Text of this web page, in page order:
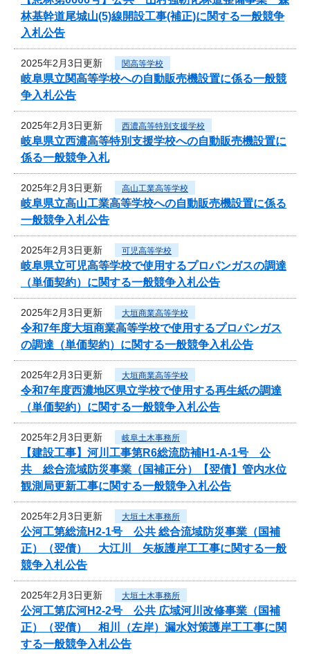
林基幹道尾城山(5)線開設工事(補正)に関する一般競争
入札公告
2025年2月3日更新 関高等学校
岐阜県立関高等学校への自動販売機設置に係る一般競
争入札公告
2025年2月3日更新 西濃高等特別支援学校
岐阜県立西濃高等特別支援学校への自動販売機設置に
係る一般競争入札
2025年2月3日更新 高山工業高等学校
岐阜県立高山工業高等学校への自動販売機設置に係る
一般競争入札公告
2025年2月3日更新 可児高等学校
岐阜県立可児高等学校で使用するプロパンガスの調達
（単価契約）に関する一般競争入札公告
2025年2月3日更新 大垣商業高等学校
令和7年度大垣商業高等学校で使用するプロパンガス
の調達（単価契約）に関する一般競争入札公告
2025年2月3日更新 大垣商業高等学校
令和7年度西濃地区県立学校で使用する再生紙の調達
（単価契約）に関する一般競争入札公告
2025年2月3日更新 岐阜土木事務所
【建設工事】河川工事第R6総流防補H1-A-1号 公
共 総合流域防災事業（国補正分）【翌債】管内水位
観測局更新工事に関する一般競争入札公告
2025年2月3日更新 大垣土木事務所
公河工第総流H2-1号 公共 総合流域防災事業（国補
正）（翌債） 大江川 矢板護岸工工事に関する一般
競争入札公告
2025年2月3日更新 大垣土木事務所
公河工第広河H2-2号 公共 広域河川改修事業（国補
正）（翌債） 相川（左岸）漏水対策護岸工工事に関
する一般競争入札公告